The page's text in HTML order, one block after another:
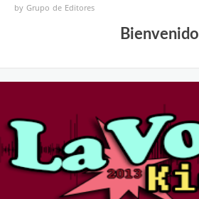
byGrupo de Editores
Bienvenido